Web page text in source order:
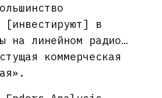
[инвестируют] в
на линейном радио…
коммерческая